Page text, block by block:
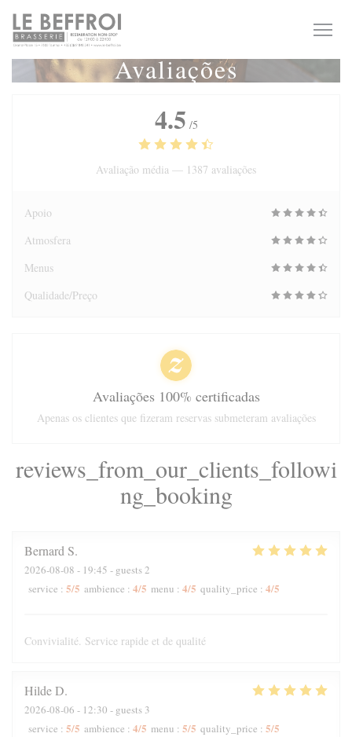
Painel de Gerenciamento de Cookies
Avaliações
reviews_from_our_clients_followi
ng_booking
Bernard S
2026-08-08 - 19:45 - guests 2
service : 5/5 ambience : 4/5 menu : 4/5 quality_price : 4/5
Convivialité. Service rapide et de qualité
HildeD
2026-08-06 - 12:30 - guests 3
service : 5/5 ambience : 4/5 menu : 5/5 quality_price : 5/5
4.5 /5
Avaliação média — 1387 avaliações
Apoio
Atmosfera
Menus
Qualidade/Preço
Avaliações 100% certificadas
Apenas os clientes que fizeram reservas submeteram avaliações